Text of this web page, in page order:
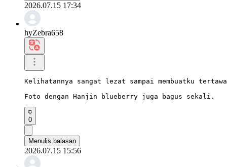
2026.07.15 17:34
hyZebra658
Kelihatannya sangat lezat sampai membuatku
Foto dengan Hanjin blueberry juga bagus sekali.
0
Menulis balasan
2026.07.15 15:56